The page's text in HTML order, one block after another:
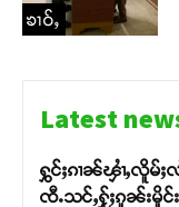
ၶၢဝ်ႇ
Latest
ႁွင်ႈၵၢၼ်ၾၢႆႇလိူမ်ႈ
ၸီႉသင်ႇႁႂ်ႈၵူၼ်းမိူင်